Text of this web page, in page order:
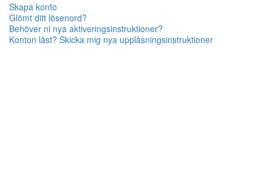
Skapa konto
Glömt ditt lösenord?
Behöver ni nya aktiveringsinstruktioner?
Konton låst? Skicka mig nya upplåsningsinstruktioner